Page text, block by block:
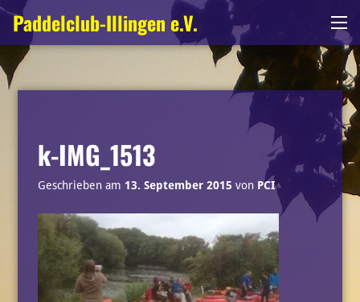
Zum
Inhalt
springen
Paddelclub-Illingen e.V.
k-IMG_1513
Geschrieben am 13. September 2015 von PCI